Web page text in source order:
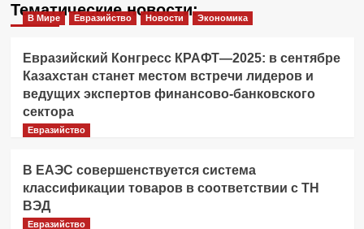
Тематические новости:
В Мире Евразийство Новости Экономика
Евразийский Конгресс КРАФТ—2025: в сентябре
Казахстан станет местом встречи лидеров и
ведущих экспертов финансово-банковского
сектора
Евразийство
В ЕАЭС совершенствуется система
классификации товаров в соответствии с ТН
ВЭД
Евразийство